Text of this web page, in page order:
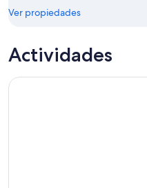
Ver propiedades
Actividades
Desde Sliema: crucero por